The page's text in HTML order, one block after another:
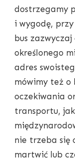
dostrzegamy
i wygodę,
bus
określonego
adres
mówimy też o
oczekiwania
transportu,
nie trzeba się
martwić lub